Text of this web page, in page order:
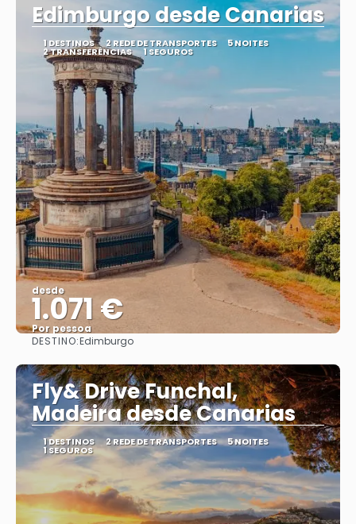
Edimburgo desde Canarias
1 DESTINOS 2 REDE DE TRANSPORTES 5 NOITES
2 TRANSFERÊNCIAS 1 SEGUROS
desde
1.071 €
Por pessoa
DESTINO:Edimburgo
Fly& Drive Funchal,
Madeira desde Canarias
1 DESTINOS 2 REDE DE TRANSPORTES 5 NOITES
1 SEGUROS